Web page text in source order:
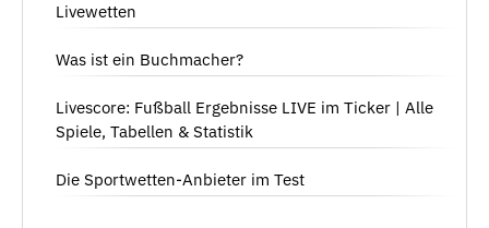
Livewetten
Was ist ein Buchmacher?
Livescore: Fußball Ergebnisse LIVE im Ticker | Alle
Spiele, Tabellen & Statistik
Die Sportwetten-Anbieter im Test